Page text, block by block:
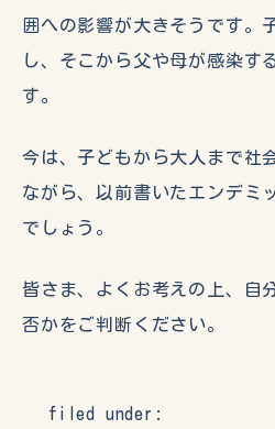
囲への影響が大きそうです。
し、そこから父や母が感染す
す。
今は、子どもから大人まで社
ながら、以前書いたエンデミ
でしょう。
皆さま、よくお考えの上、自
否かをご判断ください。
filed under: